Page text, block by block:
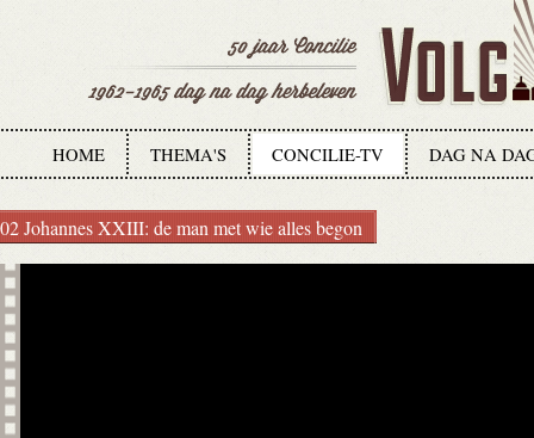
HOME THEMA'S CONCILIE-TV DAG NA
02 Johannes XXIII: de man met wie alles begon